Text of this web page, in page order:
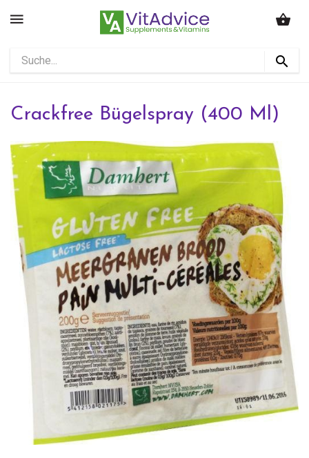
Crackfree Bügelspray (400 Ml)